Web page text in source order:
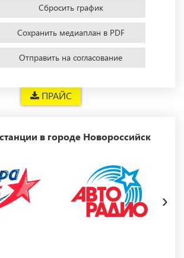
ПРАЙС
Сбросить график
Сохранить медиаплан в PDF
Отправить на согласование
в городе Новороссийск
›